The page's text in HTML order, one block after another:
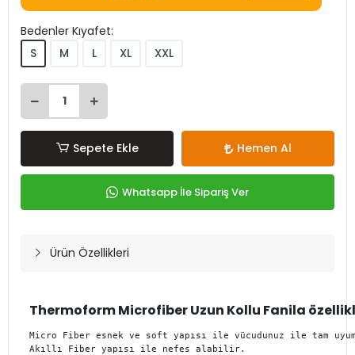
Bedenler Kıyafet:
S
M L XL XXL
Sepete Ekle Hemen Al
Whatsapp İle Sipariş Ver
Ürün Özellikleri
Thermoform Microfiber Uzun Kollu Fanila
Micro Fiber esnek ve soft yapısı ile vücudunuz ile tam
Akıllı Fiber yapısı ile nefes alabilir.